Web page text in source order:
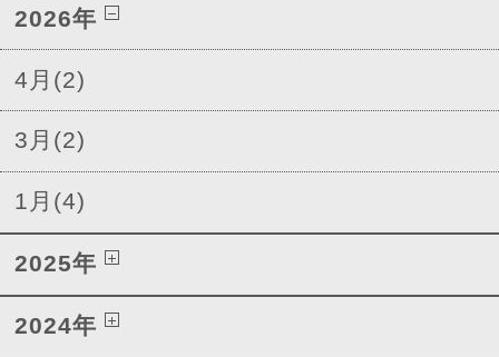
2026年
4月(2)
3月(2)
1月(4)
2025年
2024年